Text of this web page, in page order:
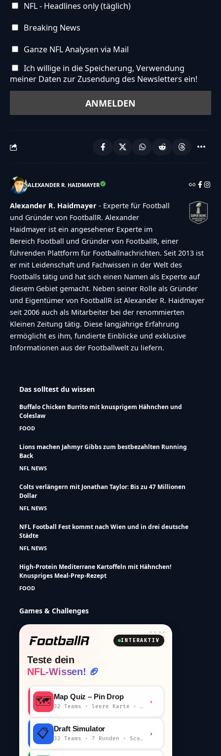
NFL - Headlines only (täglich)
Breaking News
Ganze NFL Analysen via Mail
Ich willige in die Speicherung, Verwendung
meiner Daten zur Zusendung des Newsletters ein!
ALEXANDER R. HAIDMAYER
Alexander R. Haidmayer - Experte für Football
und Gründer von FootballR. Alexander
Haidmayer ist ein angesehener Experte im
Bereich Football und Gründer von FootballR, einer
führenden Plattform für Footballnachrichten. Seit 2013 ist
er mit Leidenschaft und Fachwissen in der Welt des
Footballs tätig und hat sich einen Namen als Experte auf
diesem Gebiet gemacht. Neben seiner Rolle als Gründer
und Eigentümer von FootballR ist Alexander R. Haidmayer
seit 2006 auch als Mitarbeiter bei der renommierten
Kleinen Zeitung tätig. Diese langjährige Erfahrung
ermöglicht es ihm, fundierte Einblicke und exklusive
Informationen aus der Footballwelt zu liefern.
Das solltest du wissen
Buffalo Chicken Burrito mit knusprigem Hähnchen und
Coleslaw
FOOD
Lions machen Jahmyr Gibbs zum bestbezahlten Running
Back
NFL NEWS
Colts verlängern mit Jonathan Taylor: Bis zu 47 Millionen
Dollar
NFL NEWS
NFL Football Fest kommt nach Wien und in drei deutsche
Städte
NFL NEWS
High-Protein Mediterrane Kartoffeln mit Hähnchen!
Knuspriges Meal-Prep-Rezept
FOOD
Games & Challenges
INTERAKTIV
Teste dein
NFL-Wissen! 🏈
🗺️ Map Quiz – Pin Drop
32 Teams · leere Karte · km-Wertung
›
📋 Draft Simulator
32 Teams · 7 Runden · Scout-Kommentar
›